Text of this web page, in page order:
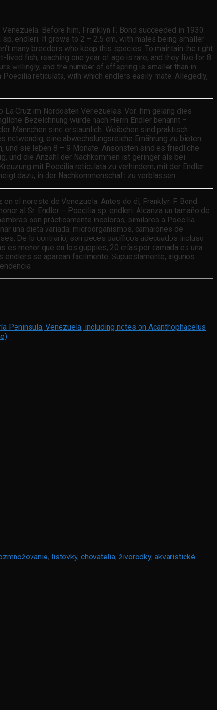
Before him, Franklyn F. Bond succeeded in 1930.
endleri. It grows to 2 – 2.5 cm, with males being smaller
many breeders who keep this species. To maintain the right
fish; reaching one year of age is rare, and they live for 8
willingly, and the number of offspring is smaller than in
reticulata, with which endlers easily mate. Allegedly,
La Cruz im Nordosten Venezuelas. Vor ihm gelang dies
Bezeichnung wurde nach Herrn Endler benannt –
Männchen sind erstaunlich. Weibchen sind praktisch
notwendig, eine abwechslungsreiche Ernährung zu bieten:
und sie leben 8 – 9 Monate. Ansonsten sind es friedliche
und die Anzahl der Nachkommen ist geringer als bei
mit Poecilia reticulata zu verhindern, mit der Endler
dazu, in der Nachkommenschaft zu verblassen.
el noreste de Venezuela. Antes de él, Franklyn F. Bond
al Sr. Endler – Poecilia sp. endleri. Alcanza un tamaño de
son prácticamente incoloras, similares a Poecilia
una dieta variada: microorganismos, camarones de
De lo contrario, son peces pacíficos adecuados incluso
es menor que en los guppies; 20 crías por camada es una
se aparean fácilmente. Supuestamente, algunos
Peninsula, Venezuela, including notes on Acanthophacelus
, listovky, chovatelia, živorodky, akvaristické